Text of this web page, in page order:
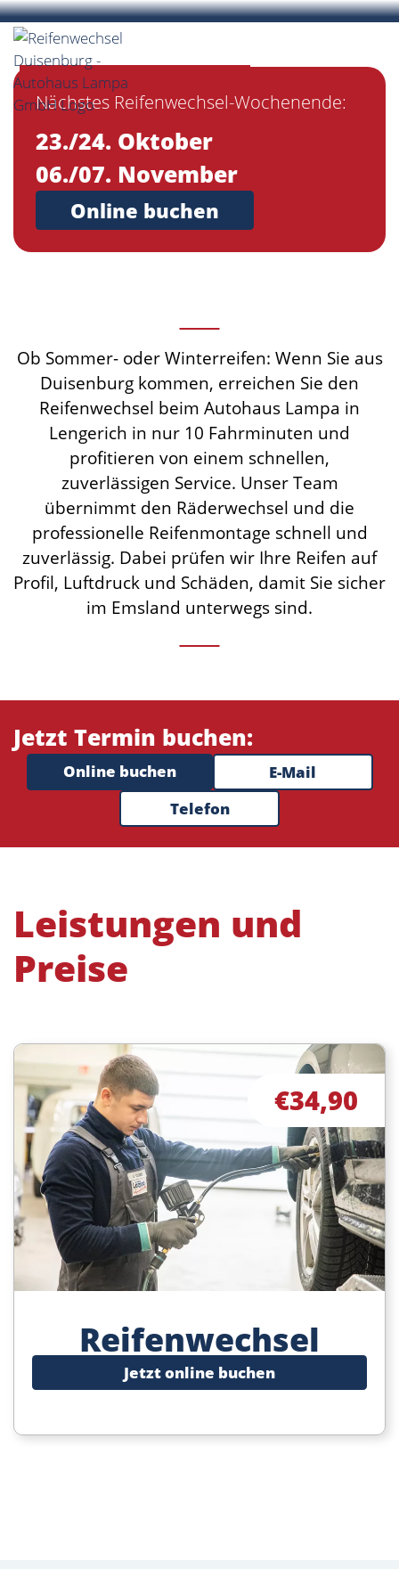
Reifenwechsel beim
Autohaus Lampa
Duisenburg
Nächstes Reifenwechsel-Wochenende:
23./24. Oktober
06./07. November
Online buchen
Ob Sommer- oder Winterreifen: Wenn Sie aus
Duisenburg kommen, erreichen Sie den
Reifenwechsel beim Autohaus Lampa in
Lengerich in nur 10 Fahrminuten und
profitieren von einem schnellen,
zuverlässigen Service. Unser Team
übernimmt den Räderwechsel und die
professionelle Reifenmontage schnell und
zuverlässig. Dabei prüfen wir Ihre Reifen auf
Profil, Luftdruck und Schäden, damit Sie sicher
im Emsland unterwegs sind.
Jetzt Termin buchen:
Online buchen
E-Mail
Telefon
Leistungen und
Preise
€34,90
Reifenwechsel
Jetzt online buchen